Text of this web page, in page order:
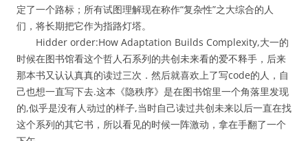
定了一个路标；所有试图理解现在称作“复杂性”之大综合的人
们，将长期把它作为指路灯塔。
Hidder order:How Adaptation Builds Complexity,大一的
时候在图书馆看这个哲人石系列的共创未来看的爱不释手，后来
那本书又认认真真的读过三次．然后就喜欢上了写code的人，自
己也想一直写下去.这本《隐秩序》是在图书馆里一个角落里发现
的,似乎是没有人动过的样子,当时自己读过共创未来以后一直在找
这个系列的其它书，所以看见的时候一阵激动，拿在手翻了一个